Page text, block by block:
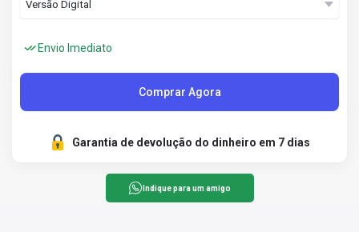
Envio Imediato
Comprar Agora
Garantia de devolução do dinheiro em 7 dias
Indique para um amigo